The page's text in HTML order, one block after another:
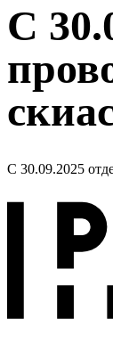
С
С 30.09.2025